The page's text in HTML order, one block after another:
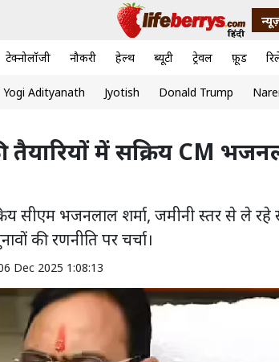
टेक्नोलॉजी नौकरी हेल्थ ब्यूटी ट्रेवल फ़ूड
Yogi Adityanath Jyotish Donald Trump
में सक्रिय CM
सीएम भजनलाल शर्मा, जमीनी स्तर से ले
की रणनीति पर चर्चा।
Dec 2025 1:08:13